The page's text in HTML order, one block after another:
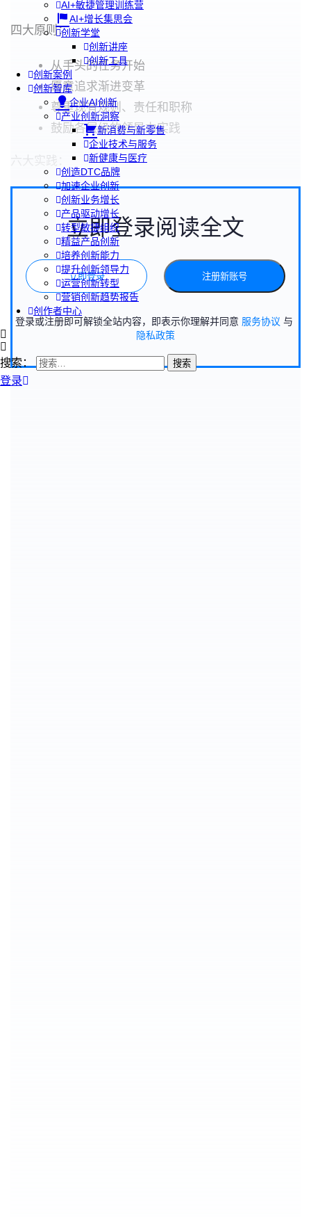
AI+敏捷管理训练营
AI+增长集思会
创新学堂
创新讲座
创新工具
创新案例
创新智库
企业AI创新
产业创新洞察
新消费与新零售
企业技术与服务
新健康与医疗
创造DTC品牌
加速企业创新
创新业务增长
产品驱动增长
转型敏捷组织
精益产品创新
培养创新能力
提升创新领导力
运营创新转型
营销创新趋势报告
创作者中心
搜索：
登录
四大原则：
从手头的任务开始
愿意追求渐进变革
尊重现有规则、责任和职称
鼓励各层级的领导力实践
六大实践：
立即登录阅读全文
立即登录 注册新账号
登录或注册即可解锁全站内容，即表示你理解并同意 服务协议 与
隐私政策